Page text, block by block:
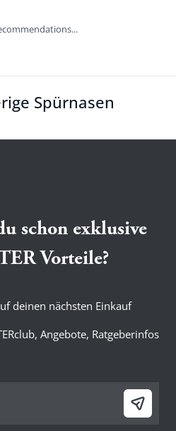
Spürnasen
schon exklusive
Vorteile?
deinen nächsten Einkauf
Angebote, Ratgeberinfos